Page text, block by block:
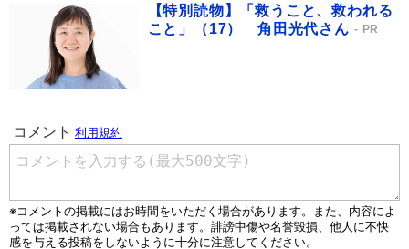
【特別読物】「救うこと、救われる
こと」（17） 角田光代さん
PR